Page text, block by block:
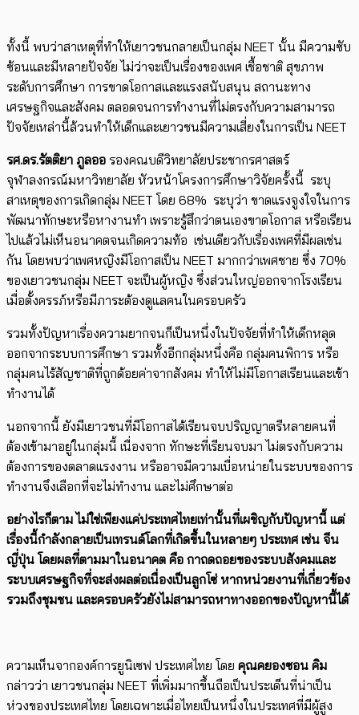
ทั้งนี้ พบว่าสาเหตุที่ทำให้เยาวชนกลายเป็นกลุ่ม NEET นั้น มีความซับ
ซ้อนและมีหลายปัจจัย ไม่ว่าจะเป็นเรื่องของเพศ เชื้อชาติ สุขภาพ
ระดับการศึกษา การขาดโอกาสและแรงสนับสนุน สถานะทาง
เศรษฐกิจและสังคม ตลอดจนการทำงานที่ไม่ตรงกับความสามารถ
ปัจจัยเหล่านี้ล้วนทำให้เด็กและเยาวชนมีความเสี่ยงในการเป็น NEET
รศ.ดร.รัตติยา ภูลออ รองคณบดีวิทยาลัยประชากรศาสตร์
จุฬาลงกรณ์มหาวิทยาลัย หัวหน้าโครงการศึกษาวิจัยครั้งนี้ ระบุ
สาเหตุของการเกิดกลุ่ม NEET โดย 68% ระบุว่า ขาดแรงจูงใจในการ
พัฒนาทักษะหรือหางานทำ เพราะรู้สึกว่าตนเองขาดโอกาส หรือเรียน
ไปแล้วไม่เห็นอนาคตจนเกิดความท้อ เช่นเดียวกับเรื่องเพศที่มีผลเช่น
กัน โดยพบว่าเพศหญิงมีโอกาสเป็น NEET มากกว่าเพศชาย ซึ่ง 70%
ของเยาวชนกลุ่ม NEET จะเป็นผู้หญิง ซึ่งส่วนใหญ่ออกจากโรงเรียน
เมื่อตั้งครรภ์หรือมีภาระต้องดูแลคนในครอบครัว
รวมทั้งปัญหาเรื่องความยากจนก็เป็นหนึ่งในปัจจัยที่ทำให้เด็กหลุด
ออกจากระบบการศึกษา รวมทั้งอีกกลุ่มหนึ่งคือ กลุ่มคนพิการ หรือ
กลุ่มคนไร้สัญชาติที่ถูกด้อยค่าจากสังคม ทำให้ไม่มีโอกาสเรียนและเข้า
ทำงานได้
นอกจากนี้ ยังมีเยาวชนที่มีโอกาสได้เรียนจบปริญญาตรีหลายคนที่
ต้องเข้ามาอยู่ในกลุ่มนี้ เนื่องจาก ทักษะที่เรียนจบมา ไม่ตรงกับความ
ต้องการของตลาดแรงงาน หรืออาจมีความเบื่อหน่ายในระบบของการ
ทำงานจึงเลือกที่จะไม่ทำงาน และไม่ศึกษาต่อ
อย่างไรก็ตาม ไม่ใช่เพียงแค่ประเทศไทยเท่านั้นที่เผชิญกับปัญหานี้ แต่
เรื่องนี้กำลังกลายเป็นเทรนด์โลกที่เกิดขึ้นในหลายๆ ประเทศ เช่น จีน
ญี่ปุ่น โดยผลที่ตามมาในอนาคต คือ กาถดถอยของระบบสังคมและ
ระบบเศรษฐกิจที่จะส่งผลต่อเนื่องเป็นลูกโซ่ หากหน่วยงานที่เกี่ยวข้อง
รวมถึงชุมชน และครอบครัวยังไม่สามารถหาทางออกของปัญหานี้ได้
ความเห็นจากองค์การยูนิเซฟ ประเทศไทย โดย คุณคยองซอน คิม ​
กล่าวว่า ​เยาวชนกลุ่ม NEET ที่เพิ่มมากขึ้นถือเป็นประเด็นที่น่าเป็น
ห่วงของประเทศไทย โดยเฉพาะเมื่อไทยเป็นหนึ่งในประเทศที่มีผู้สูง